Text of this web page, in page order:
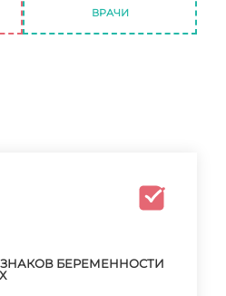
ВРАЧИ
БЕРЕМЕННОСТИ